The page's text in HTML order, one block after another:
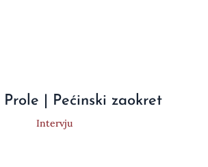
| Pećinski zaokret
Intervju